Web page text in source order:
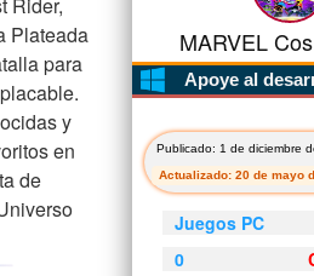
Plateada
para
y
en
de
MARVEL
Apoye al
Publicado: 1 de diciembre
Actualizado: 20 de mayo
Juegos PC
0